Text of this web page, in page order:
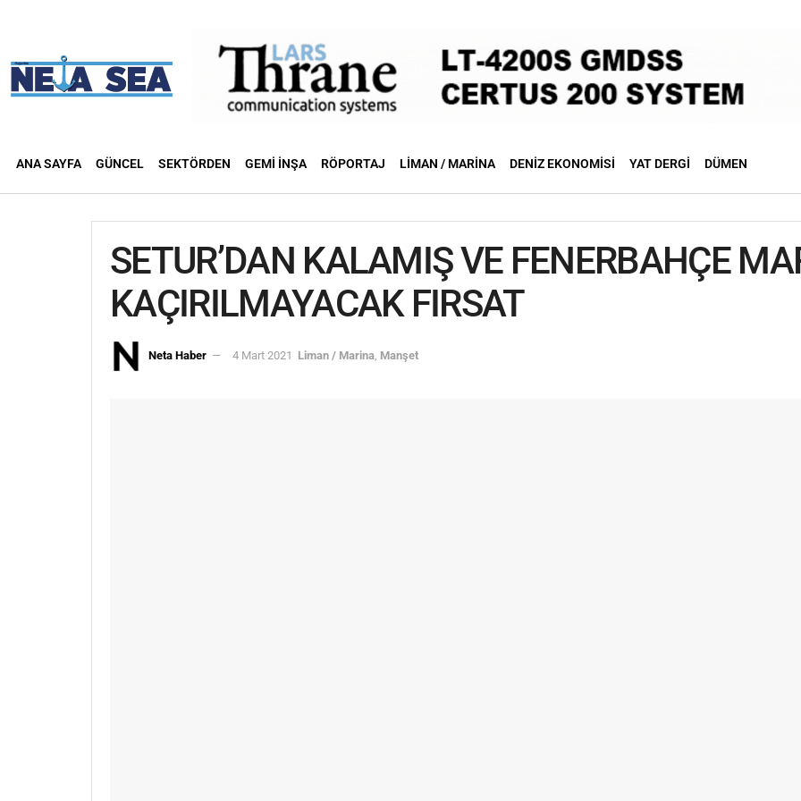
ANA SAYFA GÜNCEL SEKTÖRDEN GEMI İNŞA RÖPORTAJ LIMAN / MARINA DENIZ EKONOMISI YAT DERGI DÜMEN
SETUR’DAN KALAMIŞ VE FENERBAHÇE
KAÇIRILMAYACAK FIRSAT
Neta Haber 4 Mart 2021 Liman / Marina Manşet